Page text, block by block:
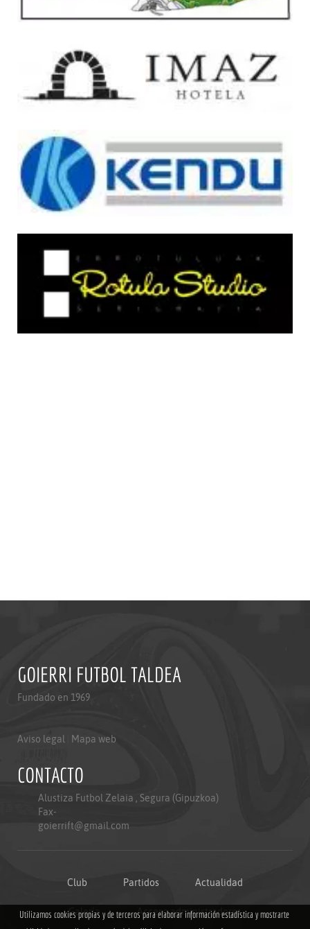
GOIERRI FUTBOL TALDEA
Fundado en 1969
Aviso legal Mapa web
CONTACTO
Alustiza Futbol Zelaia , Segura (Gipuzkoa)
Fax-
goierrift@gmail.com
Club Partidos Actualidad
Galería Acceso administradores
Utilizamos cookies propias y de terceros para elaborar información estadística y mostrarte